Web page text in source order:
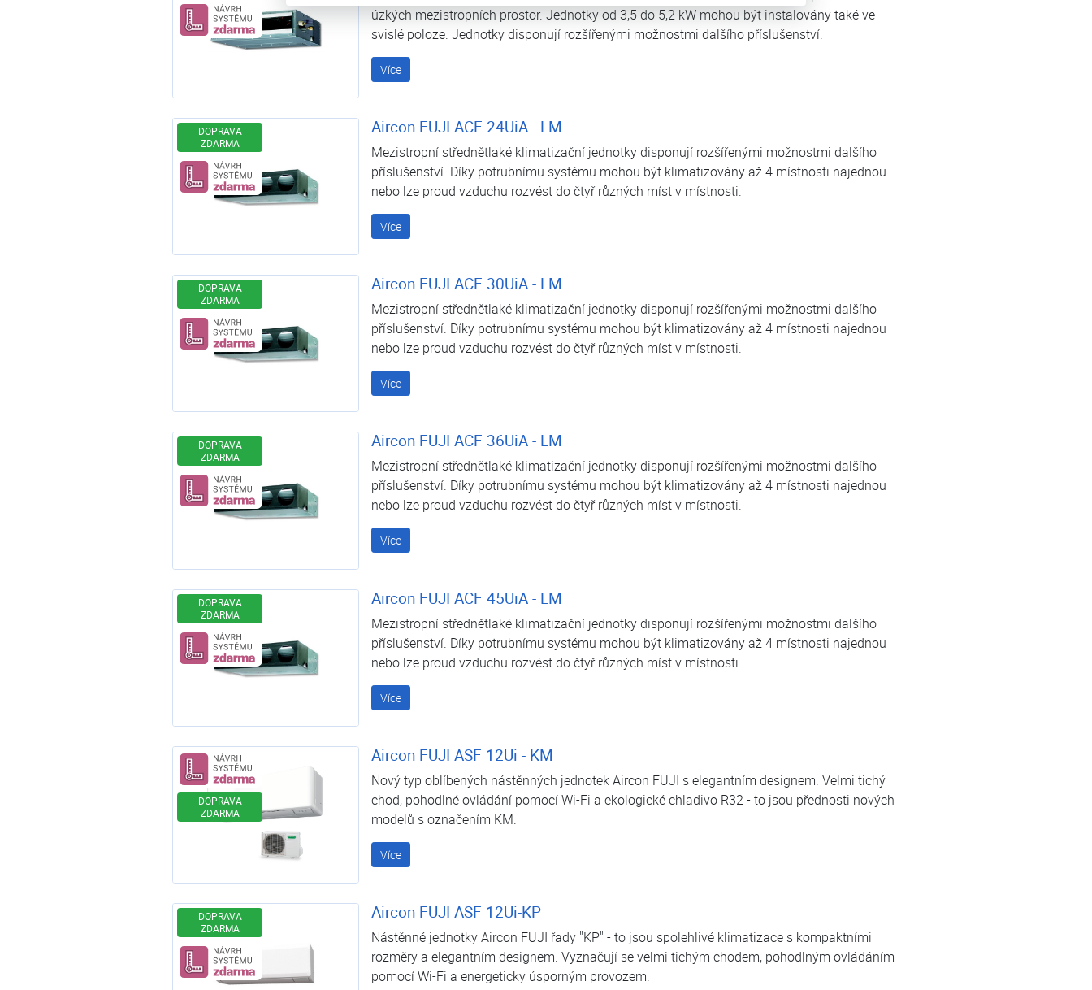
Návrh systému zdarmaúzkých mezistropních prostor. Jednotky od 3,5 do 5,2 kW mohou být instalovány také ve
svislé poloze. Jednotky disponují rozšířenými možnostmi dalšího příslušenství.
Více
DOPRAVA
ZDARMA
Návrh systému zdarma
Aircon FUJI ACF 24UiA - LM
Mezistropní střednětlaké klimatizační jednotky disponují rozšířenými možnostmi dalšího
příslušenství. Díky potrubnímu systému mohou být klimatizovány až 4 místnosti najednou
nebo lze proud vzduchu rozvést do čtyř různých míst v místnosti.
Více
DOPRAVA
ZDARMA
Návrh systému zdarma
Aircon FUJI ACF 30UiA - LM
Mezistropní střednětlaké klimatizační jednotky disponují rozšířenými možnostmi dalšího
příslušenství. Díky potrubnímu systému mohou být klimatizovány až 4 místnosti najednou
nebo lze proud vzduchu rozvést do čtyř různých míst v místnosti.
Více
DOPRAVA
ZDARMA
Návrh systému zdarma
Aircon FUJI ACF 36UiA - LM
Mezistropní střednětlaké klimatizační jednotky disponují rozšířenými možnostmi dalšího
příslušenství. Díky potrubnímu systému mohou být klimatizovány až 4 místnosti najednou
nebo lze proud vzduchu rozvést do čtyř různých míst v místnosti.
Více
DOPRAVA
ZDARMA
Návrh systému zdarma
Aircon FUJI ACF 45UiA - LM
Mezistropní střednětlaké klimatizační jednotky disponují rozšířenými možnostmi dalšího
příslušenství. Díky potrubnímu systému mohou být klimatizovány až 4 místnosti najednou
nebo lze proud vzduchu rozvést do čtyř různých míst v místnosti.
Více
Návrh systému zdarma
DOPRAVA
ZDARMA
Aircon FUJI ASF 12Ui - KM
Nový typ oblíbených nástěnných jednotek Aircon FUJI s elegantním designem. Velmi tichý
chod, pohodlné ovládání pomocí Wi-Fi a ekologické chladivo R32 - to jsou přednosti nových
modelů s označením KM.
Více
DOPRAVA
ZDARMA
Návrh systému zdarma
Aircon FUJI ASF 12Ui-KP
Nástěnné jednotky Aircon FUJI řady "KP" - to jsou spolehlivé klimatizace s kompaktními
rozměry a elegantním designem. Vyznačují se velmi tichým chodem, pohodlným ovládáním
pomocí Wi-Fi a energeticky úsporným provozem.